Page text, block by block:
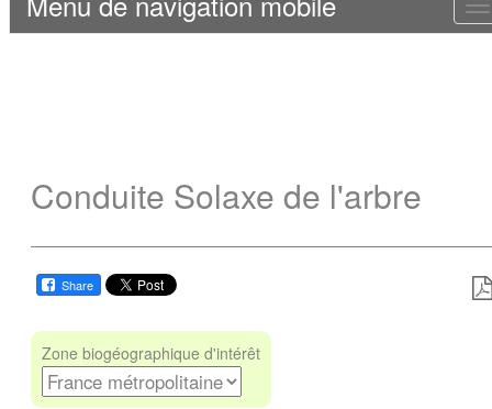
Conduite Solaxe de l'arbre
Share
Zone biogéographique d'intérêt